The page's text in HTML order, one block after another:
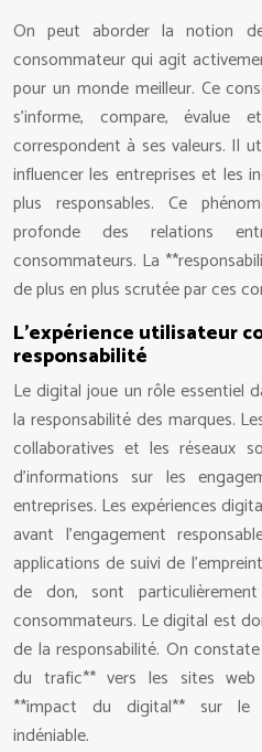
On peut aborder la notion
consommateur qui agit
pour un monde meilleur. Ce
s’informe, compare,
correspondent à ses valeurs. Il
influencer les entreprises et les
plus responsables. Ce
profonde des relations
consommateurs. La
de plus en plus scrutée par ces
L’expérience utilisateur
responsabilité
Le digital joue un rôle essentiel
la responsabilité des marques.
collaboratives et les réseaux
d’informations sur les
entreprises. Les expériences
avant l’engagement
applications de suivi de
de don, sont
consommateurs. Le digital est
de la responsabilité. On
du trafic** vers les sites web
**impact du digital** sur le
indéniable.